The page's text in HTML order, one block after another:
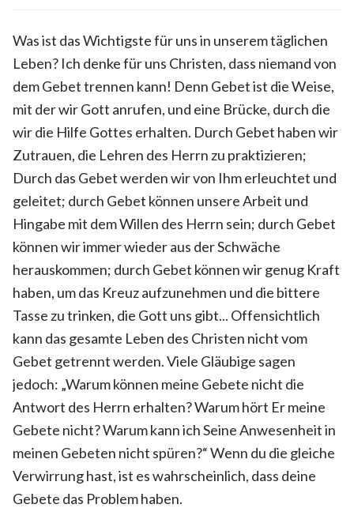
Was ist das Wichtigste für uns in unserem täglichen
Leben? Ich denke für uns Christen, dass niemand von
dem Gebet trennen kann! Denn Gebet ist die Weise,
mit der wir Gott anrufen, und eine Brücke, durch die
wir die Hilfe Gottes erhalten. Durch Gebet haben wir
Zutrauen, die Lehren des Herrn zu praktizieren;
Durch das Gebet werden wir von Ihm erleuchtet und
geleitet; durch Gebet können unsere Arbeit und
Hingabe mit dem Willen des Herrn sein; durch Gebet
können wir immer wieder aus der Schwäche
herauskommen; durch Gebet können wir genug Kraft
haben, um das Kreuz aufzunehmen und die bittere
Tasse zu trinken, die Gott uns gibt... Offensichtlich
kann das gesamte Leben des Christen nicht vom
Gebet getrennt werden. Viele Gläubige sagen
jedoch: „Warum können meine Gebete nicht die
Antwort des Herrn erhalten? Warum hört Er meine
Gebete nicht? Warum kann ich Seine Anwesenheit in
meinen Gebeten nicht spüren?“ Wenn du die gleiche
Verwirrung hast, ist es wahrscheinlich, dass deine
Gebete das Problem haben.